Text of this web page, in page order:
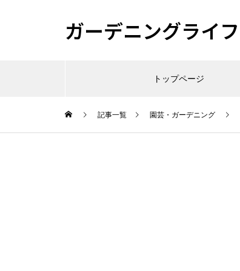
ガーデニングライフ
トップページ
記事一覧 園芸・ガーデニング